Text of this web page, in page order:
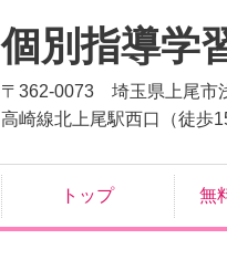
個別指導学
〒362-0073 埼玉県上尾市
高崎線北上尾駅西口（徒歩
トップ 無